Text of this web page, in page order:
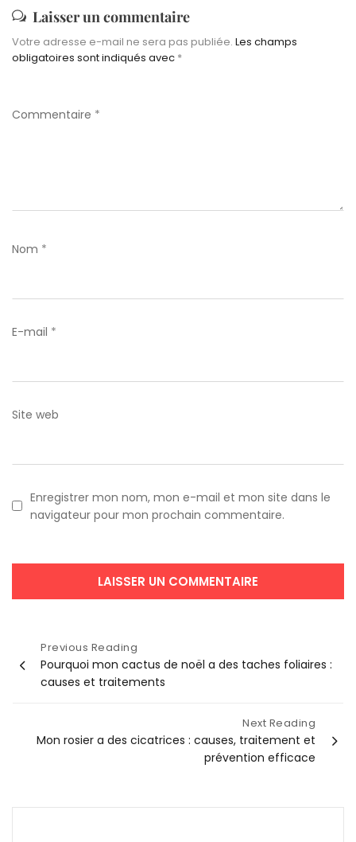
Laisser un commentaire
Votre adresse e-mail ne sera pas publiée. Les champs
obligatoires sont indiqués avec *
Commentaire *
Nom *
E-mail *
Site web
Enregistrer mon nom, mon e-mail et mon site dans le
navigateur pour mon prochain commentaire.
Navigation
de
l’article
Previous Reading
Pourquoi mon cactus de noël a des taches foliaires :
causes et traitements
Next Reading
Mon rosier a des cicatrices : causes, traitement et
prévention efficace